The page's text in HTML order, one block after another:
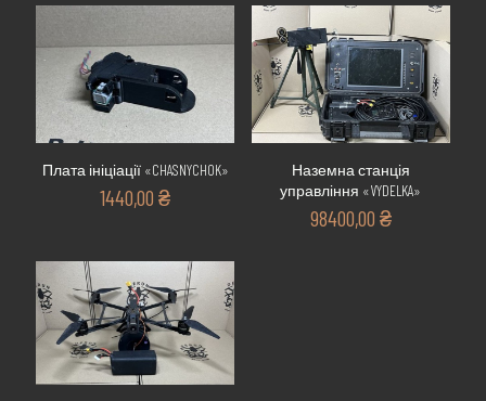
Плата ініціації «CHASNYCHOK»
1440,00₴
Наземна станція
управління «VYDELKA»
98400,00 ₴